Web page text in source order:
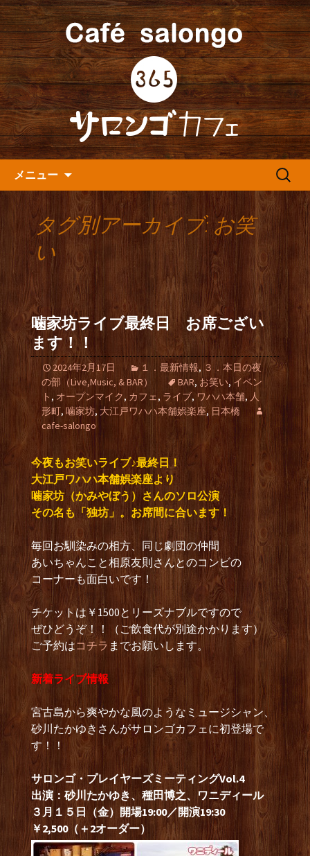
人形町の『365(サロンゴ)カフ
ェ』よりお知らせ
人形町の音楽カフェ『365カフェ』より
最新情報をお届けします。
メニュー
検
タグ別アーカイブ: お笑
い
噛家坊ライブ最終日 お席ござい
ます！！
2024年2月17日 １．最新情報, ３．本日の夜
の部（Live,Music, & BAR）
BAR, お笑い, イベン
ト , オープンマイク, カフェ, ライブ, ワハハ本舗, 人
形町, 噛家坊, 大江戸ワハハ本舗娯楽座, 日本橋
cafe-salongo
今夜もお笑いライブ♪最終日！
大江戸ワハハ本舗娯楽座より
噛家坊（かみやぼう）さんのソロ公演
その名も「独坊」。お席間に合います！
毎回お馴染みの相方、同じ劇団の仲間
あいちゃんこと相原友則さんとのコンビの
コーナーも面白いです！
チケットは￥1500とリーズナブルですので
ぜひどうぞ！！（ご飲食代が別途かかります）
ご予約はコチラ までお願いします。
新着ライブ情報
宮古島から爽やかな風のようなミュージシャン、
砂川たかゆきさんがサロンゴカフェに初登場で
す！！
サロンゴ・プレイヤーズミーティングVol.4
出演：砂川たかゆき、種田博之、ワニディール
３月１５日（金）開場19:00／開演19:30
￥2,500（＋2オーダー）